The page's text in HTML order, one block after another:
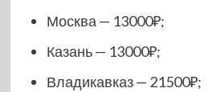
Москва — 13000₽;
Казань — 13000₽;
Владикавказ — 21500₽;